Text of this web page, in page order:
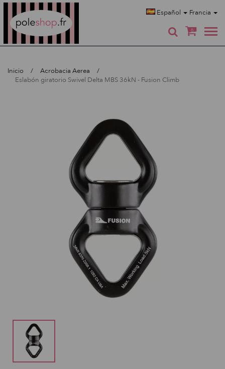
Español Francia
0
Inicio
Acrobacia Aerea
Eslabón giratorio Swivel Delta MBS 36kN - Fusion Climb